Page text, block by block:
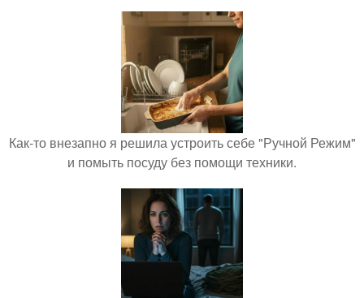
Как-то внезапно я решила устроить себе "Ручной Режим"
и помыть посуду без помощи техники.